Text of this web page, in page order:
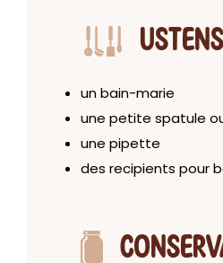
un bain-marie
une petite spatule
une pipette
des recipients pour